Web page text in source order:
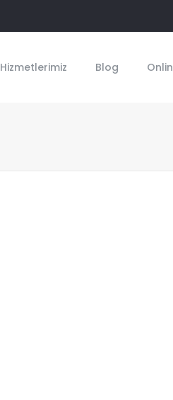
Hizmetlerimiz Blog